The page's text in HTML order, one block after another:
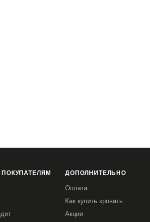
ДОПОЛНИТЕЛЬНО
Оплата
Как купить кровать
Акции